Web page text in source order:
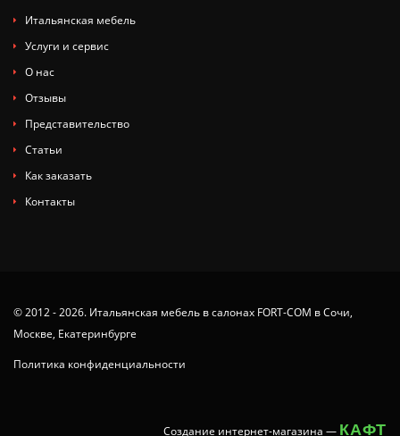
Итальянская мебель
Услуги и сервис
О нас
Отзывы
Представительство
Статьи
Как заказать
Контакты
© 2012 - 2026. Итальянская мебель в салонах FORT-COM в Сочи,
Москве, Екатеринбурге
Политика конфиденциальности
Создание интернет-магазина — КАФТ